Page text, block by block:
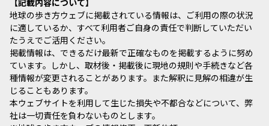
記載内容について
地球の歩き方ウェブに掲載されている情報は、ご利用の際の状況
に適しているか、すべて利用者ご自身の責任で判断していただい
たうえでご活用ください。
掲載情報は、できるだけ最新で正確なものを掲載するように努め
ています。しかし、取材後・掲載後に現地の規則や手続きなど各
種情報が変更されることがあります。また解釈に見解の相違が生
じることもあります。
本ウェブサイトを利用して生じた損失や不都合などについて、弊
社は一切責任を負わないものとします。